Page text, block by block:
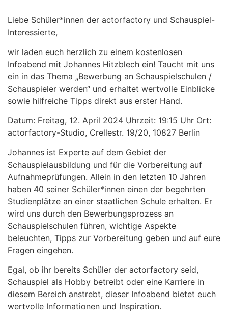
Liebe Schüler*innen der actorfactory und Schauspiel-
Interessierte,
wir laden euch herzlich zu einem kostenlosen
Infoabend mit Johannes Hitzblech ein! Taucht mit uns
ein in das Thema „Bewerbung an Schauspielschulen /
Schauspieler werden“ und erhaltet wertvolle Einblicke
sowie hilfreiche Tipps direkt aus erster Hand.
Datum: Freitag, 12. April 2024 Uhrzeit: 19:15 Uhr Ort:
actorfactory-Studio, Crellestr. 19/20, 10827 Berlin
Johannes ist Experte auf dem Gebiet der
Schauspielausbildung und für die Vorbereitung auf
Aufnahmeprüfungen. Allein in den letzten 10 Jahren
haben 40 seiner Schüler*innen einen der begehrten
Studienplätze an einer staatlichen Schule erhalten. Er
wird uns durch den Bewerbungsprozess an
Schauspielschulen führen, wichtige Aspekte
beleuchten, Tipps zur Vorbereitung geben und auf eure
Fragen eingehen.
Egal, ob ihr bereits Schüler der actorfactory seid,
Schauspiel als Hobby betreibt oder eine Karriere in
diesem Bereich anstrebt, dieser Infoabend bietet euch
wertvolle Informationen und Inspiration.